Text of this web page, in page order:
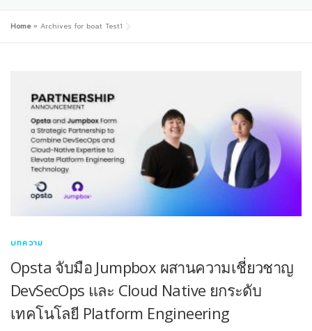
SIGNIN SUPPORT
Home» Archives for boat Test1
บทความ
Opsta จับมือ Jumpbox ผสานความเชี่ยวชาญ
DevSecOps และ Cloud Native ยกระดับ
เทคโนโลยี Platform Engineering